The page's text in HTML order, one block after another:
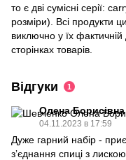
то є дві сумісні серії:
розміри). Всі продукти
виключно у їх
сторінках товарів.
Відгуки 1
Олена
04.11.2023 в 17:59
Дуже гарний набір -
зʼєднання спиці з